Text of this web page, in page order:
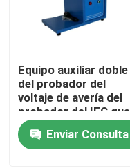
Hogar
Productos
Equipo auxiliar doble
del probador del
voltaje de avería del
probador del IEC que
tuerce 60851-5
Enviar Consulta